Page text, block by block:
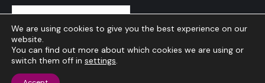
Buscar
Inicio Mapa web
We are using cookies to give you the best experience on our
website.
You can find out more about which cookies we are using or
switch them off in settings.